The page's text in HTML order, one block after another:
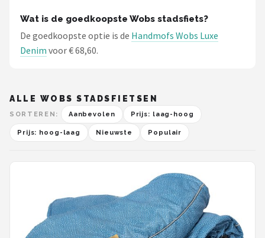
Alle merken →
Wat is de goedkoopste Wobs stadsfiets?
De goedkoopste optie is de Handmofs Wobs Luxe
Denim voor € 68,60.
ALLE WOBS STADSFIETSEN
SORTEREN: Aanbevolen Prijs: laag-hoog
Prijs: hoog-laag Nieuwste Populair